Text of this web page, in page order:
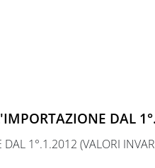
DAL
1°.1.2012 (VALORI